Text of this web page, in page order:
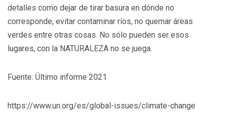
detalles como dejar de tirar basura en dónde no
corresponde, evitar contaminar ríos, no quemar áreas
verdes entre otras cosas. No sólo pueden ser esos
lugares, con la NATURALEZA no se juega.
Fuente: Último informe 2021
https://www.un.org/es/global-issues/climate-change